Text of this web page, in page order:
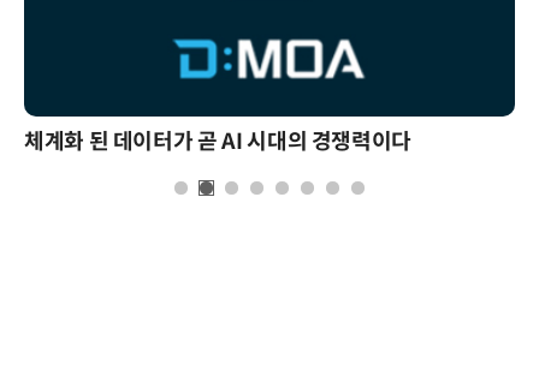
체계화 된 데이터가 곧 AI 시대의 경쟁력이다